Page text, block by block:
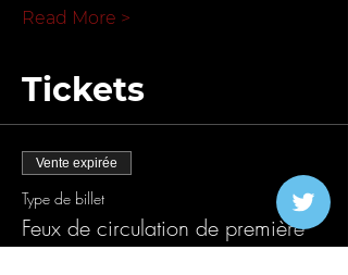
Read More >
Tickets
Vente expirée
Type de billet
Feux de circulation de première